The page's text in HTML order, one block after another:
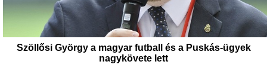
Szöllősi György a magyar futball és a Puskás-ügyek
nagykövete lett